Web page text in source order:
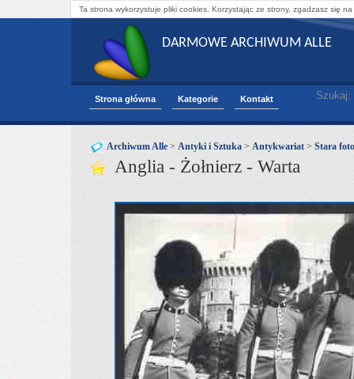
Ta strona wykorzystuje pliki cookies. Korzystając ze strony, zgadzasz się
DARMOWE ARCHIWUM ALLE
Strona główna Kategorie Kontakt Szukaj:
Archiwum Alle > Antyki i Sztuka > Antykwariat > Stara
Anglia - Żołnierz - Warta